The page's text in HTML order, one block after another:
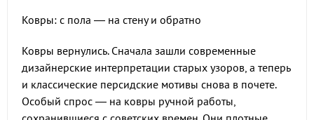
Ковры: с пола — на стену и обратно
Ковры вернулись. Сначала зашли современные
дизайнерские интерпретации старых узоров, а теперь
и классические персидские мотивы снова в почете.
Особый спрос — на ковры ручной работы,